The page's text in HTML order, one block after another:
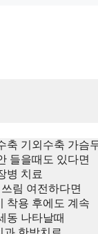
축 기외수축 가슴
들을때도 있다면
병 치료
림 여전하다면
착용 후에도 계속
동 나타날때